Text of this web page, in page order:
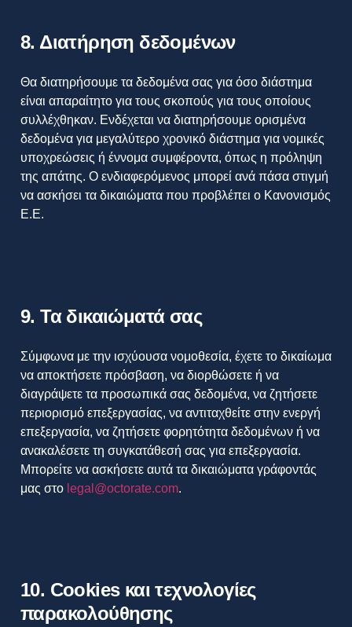
8. Διατήρηση δεδομένων
Θα διατηρήσουμε τα δεδομένα σας για όσο διάστημα
είναι απαραίτητο για τους σκοπούς για τους οποίους
συλλέχθηκαν. Ενδέχεται να διατηρήσουμε ορισμένα
δεδομένα για μεγαλύτερο χρονικό διάστημα για νομικές
υποχρεώσεις ή έννομα συμφέροντα, όπως η πρόληψη
της απάτης. Ο ενδιαφερόμενος μπορεί ανά πάσα στιγμή
να ασκήσει τα δικαιώματα που προβλέπει ο Κανονισμός
Ε.Ε.
9. Τα δικαιώματά σας
Σύμφωνα με την ισχύουσα νομοθεσία, έχετε το δικαίωμα
να αποκτήσετε πρόσβαση, να διορθώσετε ή να
διαγράψετε τα προσωπικά σας δεδομένα, να ζητήσετε
περιορισμό επεξεργασίας, να αντιταχθείτε στην ενεργή
επεξεργασία, να ζητήσετε φορητότητα δεδομένων ή να
ανακαλέσετε τη συγκατάθεσή σας για επεξεργασία.
Μπορείτε να ασκήσετε αυτά τα δικαιώματα γράφοντάς
μας στο legal@octorate.com.
10. Cookies και τεχνολογίες
παρακολούθησης